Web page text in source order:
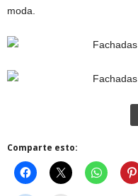
moda.
Comparte esto: